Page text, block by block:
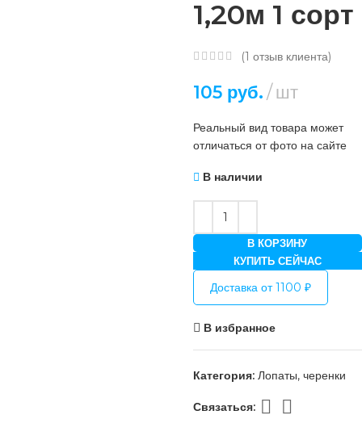
1,20м 1 сорт
(1 отзыв клиента)
105руб. шт
Реальный вид товара может
отличаться от фото на сайте
В наличии
В КОРЗИНУ
КУПИТЬ СЕЙЧАС
Доставка от 1100 ₽
В избранное
Категория: Лопаты, черенки
Связаться: